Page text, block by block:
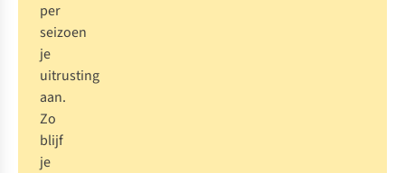
per
seizoen
je
uitrusting
aan.
Zo
blijf
je